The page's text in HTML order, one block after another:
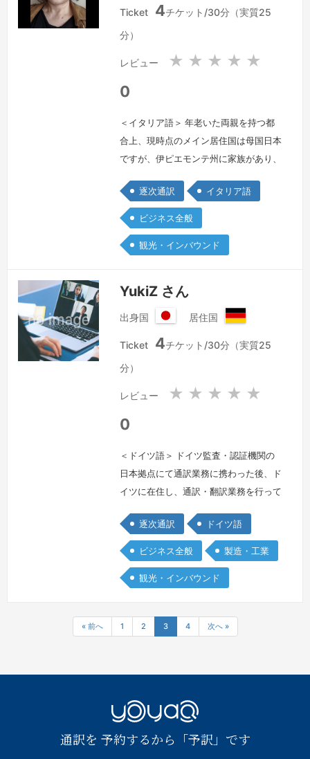
本
本
Ticket 4チケット/30分（実質25
分）
レビュー ★ ★ ★ ★ ★
0
＜イタリア語＞ 年老いた両親を持つ都
合上、現時点のメイン居住国は母国日本
ですが、伊ピエモンテ州に家族があり、
でに通訳を行って来た現場はほぼ常にイ
タリア国内です。伊では様々な業界との
接点がありますが、とりわけ美食に関わ
る業務とのご縁を多数いただいて参りま
ン経営者である家族および共同経営者の
しも…続きを見る »
逐次通訳 イタリア語
ビジネス全般
観光・インバウンド
YukiZ さん
出身国
本
居住国
イ
邦
Ticket 4チケット/30分（実質25
分）
レビュー ★ ★ ★ ★ ★
0
＜ドイツ語＞ ドイツ監査・認証機関の
日本拠点にて通訳業務に携わった後、ド
イツに在住し、通訳・翻訳業務を行って
広い分野をカバーしています。（英語へ
の対応も可能です） 続きを見る »
逐次通訳 ドイツ語
ビジネス全般 製造・工業
観光・インバウンド
« 前へ 1 2 3 4 次へ »
YOYAQ（予
通訳を 予約するから「予訳」です